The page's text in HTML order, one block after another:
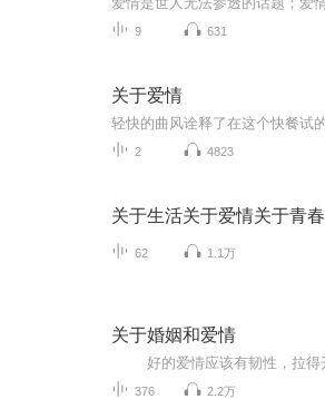
9 631
关于爱情
2 4823
关于生活关于爱情关于青春
62 1.1万
关于婚姻和爱情
376 2.2万